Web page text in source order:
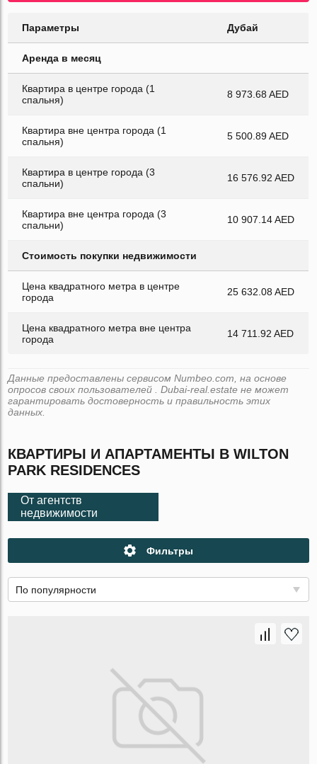
Параметры Дубай
Аренда в месяц
Квартира в центре города (1
спальня)
8 973.68 AED
Квартира вне центра города (1
спальня)
5 500.89 AED
Квартира в центре города (3
спальни)
16 576.92 AED
Квартира вне центра города (3
спальни)
10 907.14 AED
Стоимость покупки недвижимости
Цена квадратного метра в центре
города
25 632.08 AED
Цена квадратного метра вне центра
города
14 711.92 AED
Данные предоставлены сервисом Numbeo.com, на основе
опросов своих пользователей . Dubai-real.estate не может
гарантировать достоверность и правильность этих
данных.
КВАРТИРЫ И АПАРТАМЕНТЫ В WILTON
PARK RESIDENCES
От агентств
недвижимости
Фильтры
По популярности